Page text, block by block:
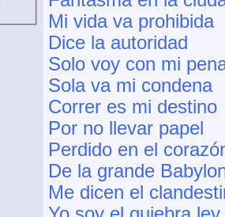
Mi vida va prohibida
Dice la autoridad
Solo voy con mi
Sola va mi condena
Correr es mi destino
Por no llevar papel
Perdido en el
De la grande
Me dicen el